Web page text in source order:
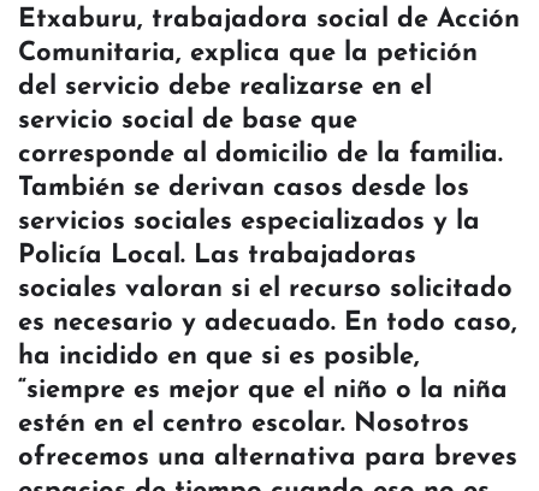
Etxaburu, trabajadora social de Acción
Comunitaria, explica que la petición
del servicio debe realizarse en el
servicio social de base que
corresponde al domicilio de la familia.
También se derivan casos desde los
servicios sociales especializados y la
Policía Local. Las trabajadoras
sociales valoran si el recurso solicitado
es necesario y adecuado. En todo caso,
ha incidido en que si es posible,
“siempre es mejor que el niño o la niña
estén en el centro escolar. Nosotros
ofrecemos una alternativa para breves